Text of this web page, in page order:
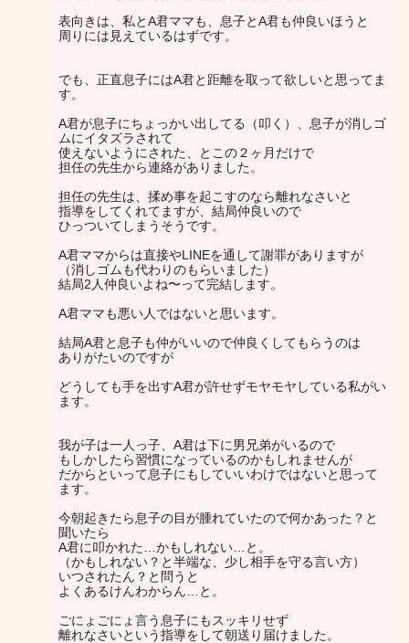
表向きは、私とA君ママも、息子とA君も仲良いほうと
周りには見えているはずです。
でも、正直息子にはA君と距離を取って欲しいと思ってま
す。
A君が息子にちょっかい出してる（叩く）、息子が消しゴ
ムにイタズラされて
使えないようにされた、とこの２ヶ月だけで
担任の先生から連絡がありました。
担任の先生は、揉め事を起こすのなら離れなさいと
指導をしてくれてますが、結局仲良いので
ひっついてしまうそうです。
A君ママからは直接やLINEを通して謝罪がありますが
（消しゴムも代わりのもらいました）
結局2人仲良いよね〜って完結します。
A君ママも悪い人ではないと思います。
結局A君と息子も仲がいいので仲良くしてもらうのは
ありがたいのですが
どうしても手を出すA君が許せずモヤモヤしている私がい
ます。
我が子は一人っ子、A君は下に男兄弟がいるので
もしかしたら習慣になっているのかもしれませんが
だからといって息子にもしていいわけではないと思って
ます。
今朝起きたら息子の目が腫れていたので何かあった？と
聞いたら
A君に叩かれた…かもしれない…と。
（かもしれない？と半端な、少し相手を守る言い方）
いつされたん？と問うと
よくあるけんわからん…と。
ごにょごにょ言う息子にもスッキリせず
離れなさいという指導をして朝送り届けました。